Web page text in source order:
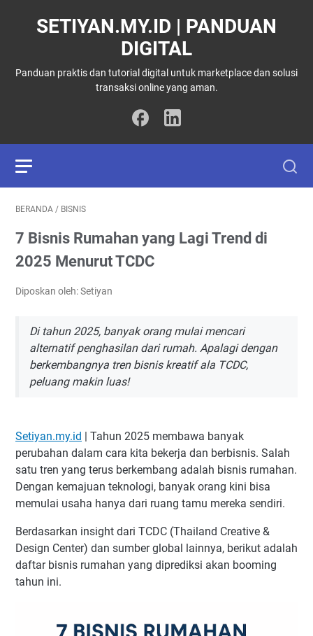
SETIYAN.MY.ID | PANDUAN
DIGITAL
Panduan praktis dan tutorial digital untuk marketplace dan solusi
transaksi online yang aman.
BERANDA / BISNIS
7 Bisnis Rumahan yang Lagi Trend di
2025 Menurut TCDC
Diposkan oleh: Setiyan
Di tahun 2025, banyak orang mulai mencari
alternatif penghasilan dari rumah. Apalagi dengan
berkembangnya tren bisnis kreatif ala TCDC,
peluang makin luas!
Setiyan.my.id | Tahun 2025 membawa banyak
perubahan dalam cara kita bekerja dan berbisnis. Salah
satu tren yang terus berkembang adalah bisnis rumahan.
Dengan kemajuan teknologi, banyak orang kini bisa
memulai usaha hanya dari ruang tamu mereka sendiri.
Berdasarkan insight dari TCDC (Thailand Creative &
Design Center) dan sumber global lainnya, berikut adalah
daftar bisnis rumahan yang diprediksi akan booming
tahun ini.